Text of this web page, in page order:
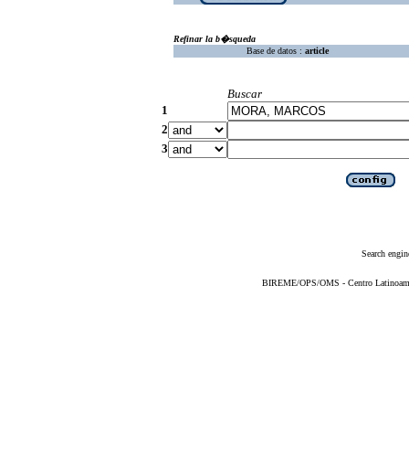
Refinar la b�squeda
Base de datos : article
Buscar
1
2
3
Search
BIREME/OPS/OMS - Centro